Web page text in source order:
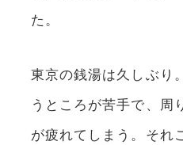
た。
東京の銭湯は久しぶり
うところが苦手で、周
が疲れてしまう。それ